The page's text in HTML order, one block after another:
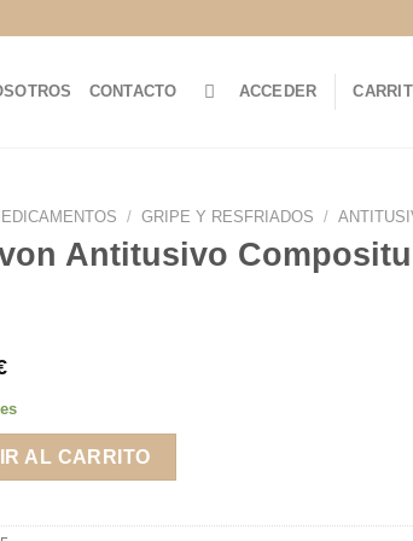
CONTACTO ACCEDER
/ GRIPE Y RESFRIADOS /
Antitusivo
AL CARRITO